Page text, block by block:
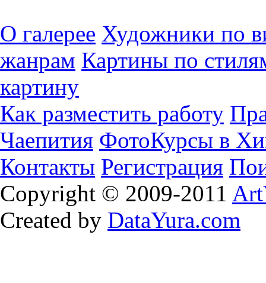
О галерее Художники по
жанрам Картины по
картину
Как разместить работу
Чаепития ФотоКурсы в
Контакты Регистрация
Copyright © 2009-2011
Created by DataYura.com